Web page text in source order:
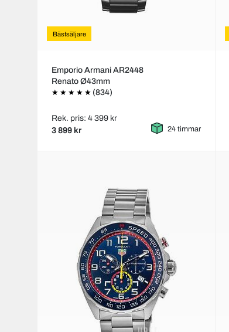
Bästsäljare
Emporio Armani AR2448
Renato Ø43mm
(834)
Rek. pris: 4 399 kr
3 899 kr 24 timmar